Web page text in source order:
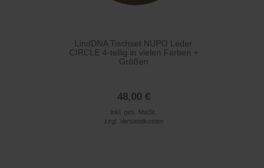
LindDNA Tischset NUPO Leder
CIRCLE 4-teilig in vielen Farben +
Größen
48,00 €
inkl. ges. MwSt.
zzgl. Versandkosten